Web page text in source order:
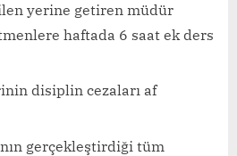
yerine getiren müdür
haftada 6 saat ek ders
disiplin cezaları af
gerçekleştirdiği tüm